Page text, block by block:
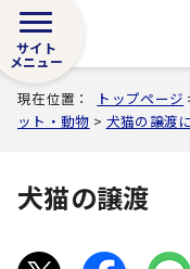
サイト
メニュー
現在位置： トップページ
ット・動物 > 犬猫の譲渡
犬猫の譲渡